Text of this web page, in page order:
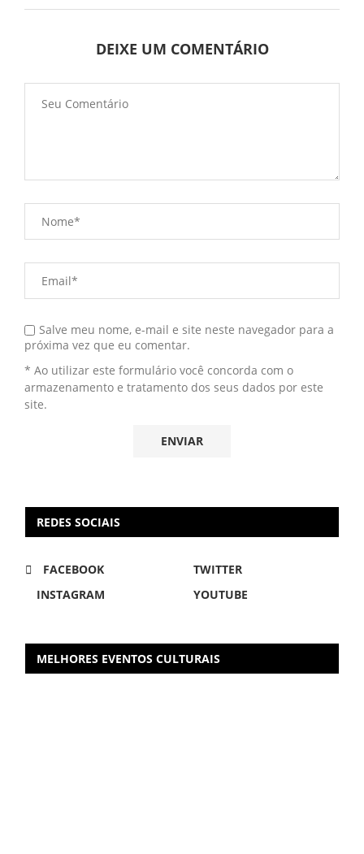
DEIXE UM COMENTÁRIO
Salve meu nome, e-mail e site neste navegador para a
próxima vez que eu comentar.
* Ao utilizar este formulário você concorda com o
armazenamento e tratamento dos seus dados por este
site.
REDES SOCIAIS
FACEBOOK
TWITTER
INSTAGRAM
YOUTUBE
MELHORES EVENTOS CULTURAIS